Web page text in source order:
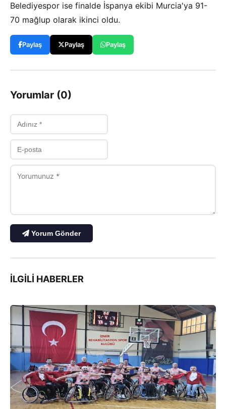
Belediyespor ise finalde İspanya ekibi Murcia'ya 91-
70 mağlup olarak ikinci oldu.
Paylaş Paylaş Paylaş
Yorumlar (0)
Yorum Gönder
İLGILI HABERLER